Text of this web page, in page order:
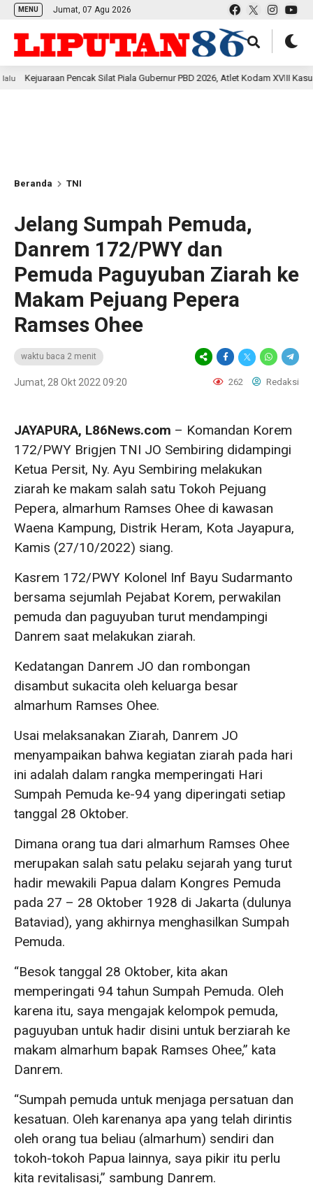
MENU Jumat, 07 Agu 2026
Pencak Silat Piala Gubernur PBD 2026, Atlet Kodam XVIII Kasuari Torehkan
Beranda TNI
Jelang Sumpah Pemuda,
Danrem 172/PWY dan
Pemuda Paguyuban Ziarah ke
Makam Pejuang Pepera
Ramses Ohee
waktu baca 2 menit
Jumat, 28 Okt 2022 09:20 262 Redaksi
JAYAPURA, L86News.com – Komandan Korem
172/PWY Brigjen TNI JO Sembiring didampingi
Ketua Persit, Ny. Ayu Sembiring melakukan
ziarah ke makam salah satu Tokoh Pejuang
Pepera, almarhum Ramses Ohee di kawasan
Waena Kampung, Distrik Heram, Kota Jayapura,
Kamis (27/10/2022) siang.
Kasrem 172/PWY Kolonel Inf Bayu Sudarmanto
bersama sejumlah Pejabat Korem, perwakilan
pemuda dan paguyuban turut mendampingi
Danrem saat melakukan ziarah.
Kedatangan Danrem JO dan rombongan
disambut sukacita oleh keluarga besar
almarhum Ramses Ohee.
Usai melaksanakan Ziarah, Danrem JO
menyampaikan bahwa kegiatan ziarah pada hari
ini adalah dalam rangka memperingati Hari
Sumpah Pemuda ke-94 yang diperingati setiap
tanggal 28 Oktober.
Dimana orang tua dari almarhum Ramses Ohee
merupakan salah satu pelaku sejarah yang turut
hadir mewakili Papua dalam Kongres Pemuda
pada 27 – 28 Oktober 1928 di Jakarta (dulunya
Bataviad), yang akhirnya menghasilkan Sumpah
Pemuda.
“Besok tanggal 28 Oktober, kita akan
memperingati 94 tahun Sumpah Pemuda. Oleh
karena itu, saya mengajak kelompok pemuda,
paguyuban untuk hadir disini untuk berziarah ke
makam almarhum bapak Ramses Ohee,” kata
Danrem.
“Sumpah pemuda untuk menjaga persatuan dan
kesatuan. Oleh karenanya apa yang telah dirintis
oleh orang tua beliau (almarhum) sendiri dan
tokoh-tokoh Papua lainnya, saya pikir itu perlu
kita revitalisasi,” sambung Danrem.